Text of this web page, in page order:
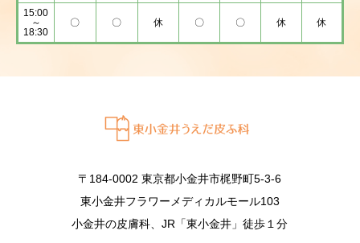
15:00
～
18:30
〇 〇 休 〇 〇 休 休
〒184-0002 東京都小金井市梶野町5-3-6
東小金井フラワーメディカルモール103
小金井の皮膚科、JR「東小金井」徒歩１分